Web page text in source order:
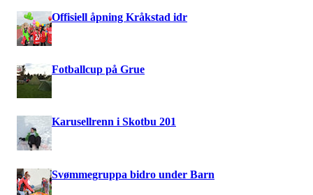
Offisiell åpning Kråkstad idr
Fotballcup på Grue
Karusellrenn i Skotbu 201
Svømmegruppa bidro under Barn